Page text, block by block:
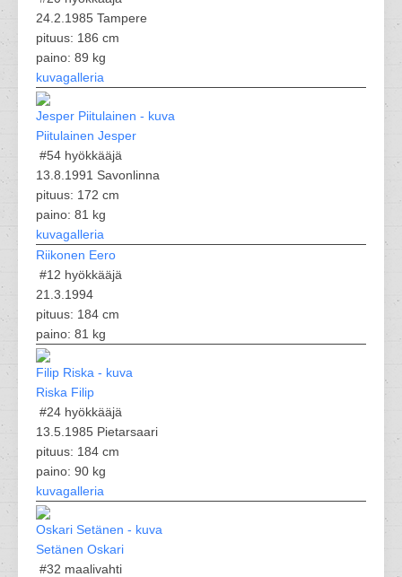
24.2.1985 Tampere
pituus: 186 cm
paino: 89 kg
kuvagalleria
Piitulainen Jesper
#54 hyökkääjä
13.8.1991 Savonlinna
pituus: 172 cm
paino: 81 kg
kuvagalleria
Riikonen Eero
#12 hyökkääjä
21.3.1994
pituus: 184 cm
paino: 81 kg
Riska Filip
#24 hyökkääjä
13.5.1985 Pietarsaari
pituus: 184 cm
paino: 90 kg
kuvagalleria
Setänen Oskari
#32 maalivahti